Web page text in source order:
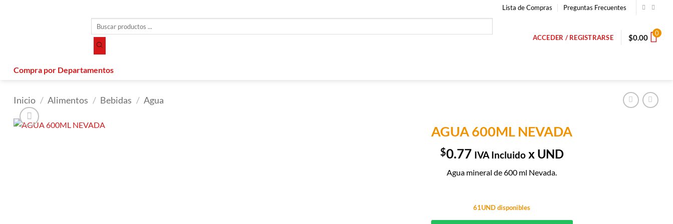
Lista de Compras Preguntas Frecuentes
productos
ACCEDER / REGISTRARSE $0.00 0
Compra por Departamentos
Inicio / Alimentos / Bebidas / Agua
AGUA 600ML NEVADA
$0.77 IVA Incluidox UND
Agua mineral de 600 ml Nevada.
61UND disponibles